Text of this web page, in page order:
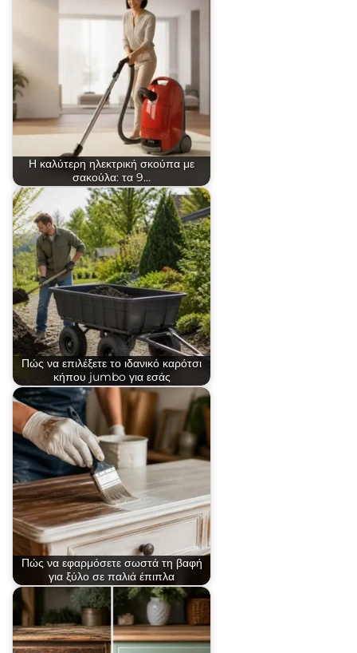
Η καλύτερη ηλεκτρική σκούπα με
σακούλα: τα 9…
Πώς να επιλέξετε το ιδανικό καρότσι
κήπου jumbo για εσάς
Πώς να εφαρμόσετε σωστά τη βαφή
για ξύλο σε παλιά έπιπλα